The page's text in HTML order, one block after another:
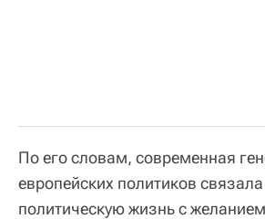
По его словам, современная
европейских политиков
политическую жизнь с